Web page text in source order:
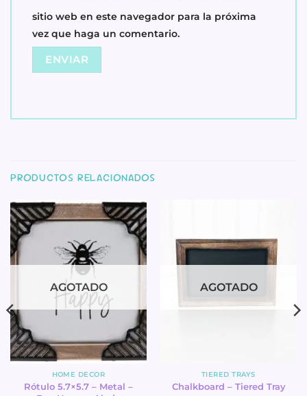
sitio web en este navegador para la próxima
vez que haga un comentario.
PRODUCTOS RELACIONADOS
AGOTADO
HOME DECOR
Rótulo 5.7×5.7 – Metal –
AGOTADO
TIERED TRAYS
Chalkboard – Tiered Tray